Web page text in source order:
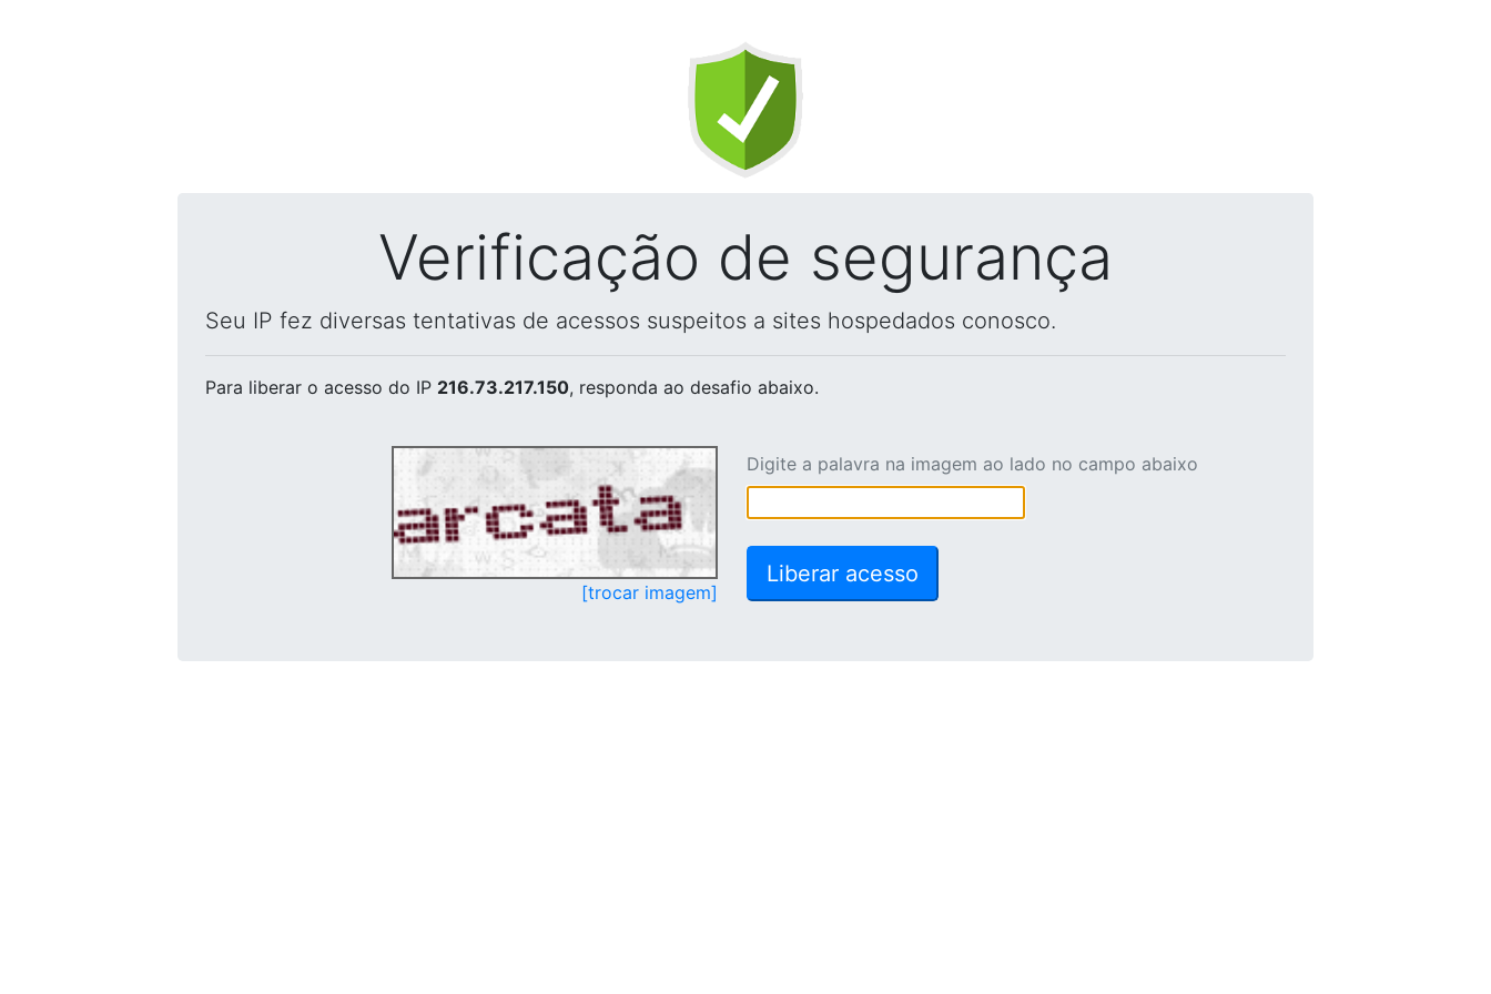
Verificação de segurança
Seu IP fez diversas tentativas de acessos suspeitos a sites hospedados conosco.
Para liberar o acesso do IP 216.73.217.150, responda ao desafio abaixo.
[trocar imagem]
Digite a palavra na imagem ao lado no campo abaixo